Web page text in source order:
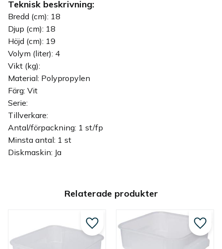
Teknisk beskrivning:
Bredd (cm): 18
Djup (cm): 18
Höjd (cm): 19
Volym (liter): 4
Vikt (kg):
Material: Polypropylen
Färg: Vit
Serie:
Tillverkare:
Antal/förpackning: 1 st/fp
Minsta antal: 1 st
Diskmaskin: Ja
Relaterade produkter
Lägg till i favoriter Lägg